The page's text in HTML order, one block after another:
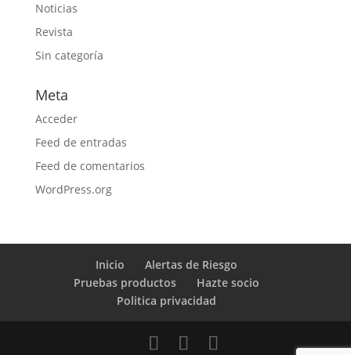
Noticias
Revista
Sin categoría
Meta
Acceder
Feed de entradas
Feed de comentarios
WordPress.org
Inicio
Alertas de Riesgo
Pruebas productos
Hazte socio
Politica privacidad